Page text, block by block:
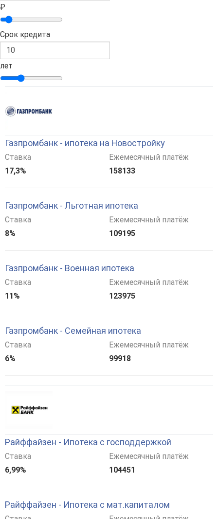
₽
Срок кредита
лет
Газпромбанк - ипотека на Новостройку
Ставка
17,3%
Ежемесячный платёж
158133
Газпромбанк - Льготная ипотека
Ставка
8%
Ежемесячный платёж
109195
Газпромбанк - Военная ипотека
Ставка
11%
Ежемесячный платёж
123975
Газпромбанк - Семейная ипотека
Ставка
6%
Ежемесячный платёж
99918
Райффайзен - Ипотека с господдержкой
Ставка
6,99%
Ежемесячный платёж
104451
Райффайзен - Ипотека с мат.капиталом